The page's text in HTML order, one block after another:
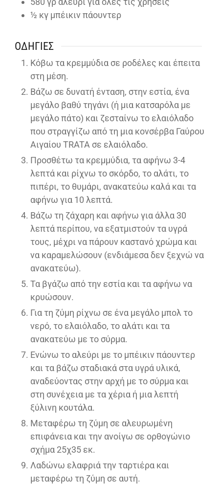
½ κγ μπέικιν πάουντερ
ΟΔΗΓΊΕΣ
Κόβω τα κρεμμύδια σε ροδέλες και έπειτα
στη μέση.
Βάζω σε δυνατή ένταση, στην εστία, ένα
μεγάλο βαθύ τηγάνι (ή μια κατσαρόλα με
μεγάλο πάτο) και ζεσταίνω το ελαιόλαδο
που στραγγίζω από τη μια κονσέρβα Γαύρου
Αιγαίου TRATA σε ελαιόλαδο.
Προσθέτω τα κρεμμύδια, τα αφήνω 3-4
λεπτά και ρίχνω το σκόρδο, το αλάτι, το
πιπέρι, το θυμάρι, ανακατεύω καλά και τα
αφήνω για 10 λεπτά.
Βάζω τη ζάχαρη και αφήνω για άλλα 30
λεπτά περίπου, να εξατμιστούν τα υγρά
τους, μέχρι να πάρουν καστανό χρώμα και
να καραμελώσουν (ενδιάμεσα δεν ξεχνώ να
ανακατεύω).
Τα βγάζω από την εστία και τα αφήνω να
κρυώσουν.
Για τη ζύμη ρίχνω σε ένα μεγάλο μπολ το
νερό, το ελαιόλαδο, το αλάτι και τα
ανακατεύω με το σύρμα.
Ενώνω το αλεύρι με το μπέικιν πάουντερ
και τα βάζω σταδιακά στα υγρά υλικά,
αναδεύοντας στην αρχή με το σύρμα και
στη συνέχεια με τα χέρια ή μια λεπτή
ξύλινη κουτάλα.
Μεταφέρω τη ζύμη σε αλευρωμένη
επιφάνεια και την ανοίγω σε ορθογώνιο
σχήμα 25χ35 εκ.
Λαδώνω ελαφριά την ταρτιέρα και
μεταφέρω τη ζύμη σε αυτή.